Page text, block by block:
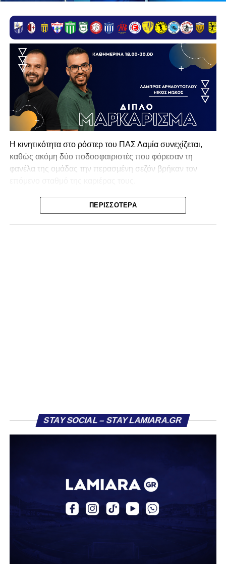
Η κινητικότητα στο ρόστερ του ΠΑΣ Λαμία συνεχίζεται,
καθώς ακόμη δύο ποδοσφαιριστές που φόρεσαν τη
φανέλα της ομάδας την περασμένη σεζόν βρήκαν τον
Ο λόγος για τον Βασίλη Τρούμπουλο και τον Χρυσόστομο
Στάγκο, οι οποίοι θα συνεχίσουν μαζί την ποδοσφαιρική
τους πορεία στον Σαρωνικό Αναβύσσου, με τον σύλλογο
«Ο Α.Ο. Σαρωνικός Αναβύσσου ανακοινώνει την
περσινή σεζόν πραγματοποίησε γεμάτη χρονιά στη Γ’
Στο παρελθόν αγωνίστηκε στην ΑΕΚ Β’, με την οποία
κατέγραψε 10 συμμετοχές στη Super League 2, καθώς
επίσης σε Εθνικό και Ζάκυνθο. Ξεκίνησε την καριέρα του
ΠΕΡΙΣΣΌΤΕΡΑ
STAY SOCIAL – STAY LAMIARA.GR